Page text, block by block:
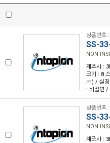
상품번호
SS-
NON
제조사 :
크기 : 8
m) / 실장
: 비절연 /
상품번호
SS-
NON
제조사 :